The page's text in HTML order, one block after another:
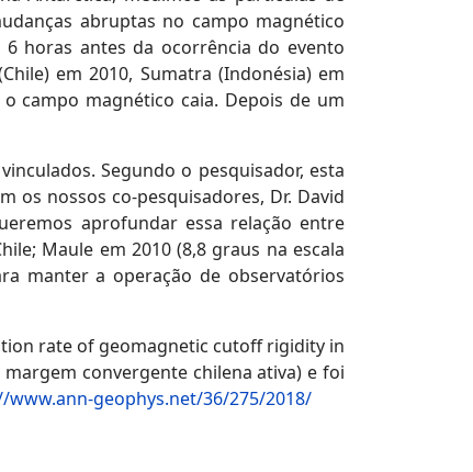
abruptas no campo magnético
horas antes da ocorrência do evento
em 2010, Sumatra (Indonésia) em
campo magnético caia. Depois de um
Segundo o pesquisador, esta
os nossos co-pesquisadores, Dr. David
aprofundar essa relação entre
Maule em 2010 (8,8 graus na escala
manter a operação de observatórios
rate of geomagnetic cutoff rigidity in
convergente chilena ativa) e foi
www.ann-geophys.net/36/275/2018/